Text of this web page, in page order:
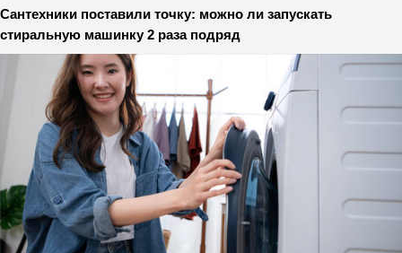
Сантехники поставили точку: можно ли запускать
стиральную машинку 2 раза подряд